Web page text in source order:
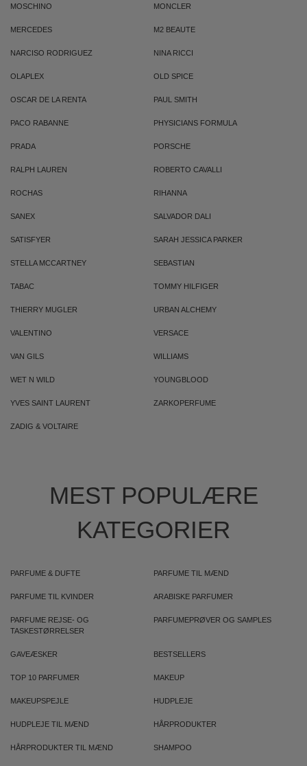
MOSCHINO MONCLER
MERCEDES M2 BEAUTE
NARCISO RODRIGUEZ NINA RICCI
OLAPLEX OLD SPICE
OSCAR DE LA RENTA PAUL SMITH
PACO RABANNE PHYSICIANS FORMULA
PRADA PORSCHE
RALPH LAUREN ROBERTO CAVALLI
ROCHAS RIHANNA
SANEX SALVADOR DALI
SATISFYER SARAH JESSICA PARKER
STELLA MCCARTNEY SEBASTIAN
TABAC TOMMY HILFIGER
THIERRY MUGLER URBAN ALCHEMY
VALENTINO VERSACE
VAN GILS WILLIAMS
WET N WILD YOUNGBLOOD
YVES SAINT LAURENT ZARKOPERFUME
ZADIG & VOLTAIRE
MEST POPULÆRE
KATEGORIER
PARFUME & DUFTE PARFUME TIL MÆND
PARFUME TIL KVINDER ARABISKE PARFUMER
PARFUME REJSE- OG
TASKESTØRRELSER
PARFUMEPRØVER OG SAMPLES
GAVEÆSKER BESTSELLERS
TOP 10 PARFUMER MAKEUP
MAKEUPSPEJLE HUDPLEJE
HUDPLEJE TIL MÆND HÅRPRODUKTER
HÅRPRODUKTER TIL MÆND SHAMPOO